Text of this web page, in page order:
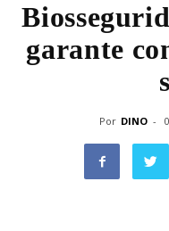
garante
Por DINO -